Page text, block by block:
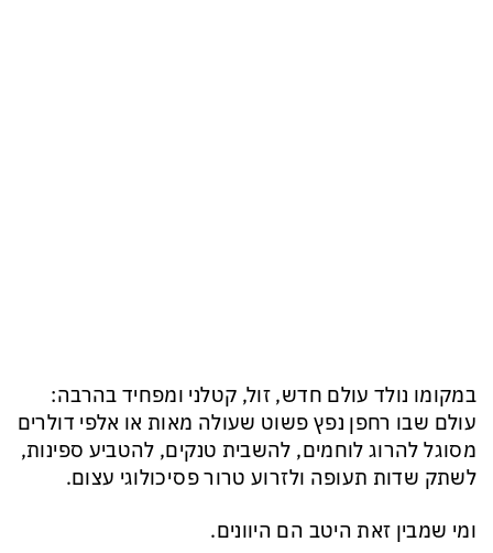
במקומו נולד עולם חדש, זול, קטלני ומפחיד בהרבה:
עולם שבו רחפן נפץ פשוט שעולה מאות או אלפי דולרים
מסוגל להרוג לוחמים, להשבית טנקים, להטביע ספינות,
לשתק שדות תעופה ולזרוע טרור פסיכולוגי עצום.
ומי שמבין זאת היטב הם היוונים.